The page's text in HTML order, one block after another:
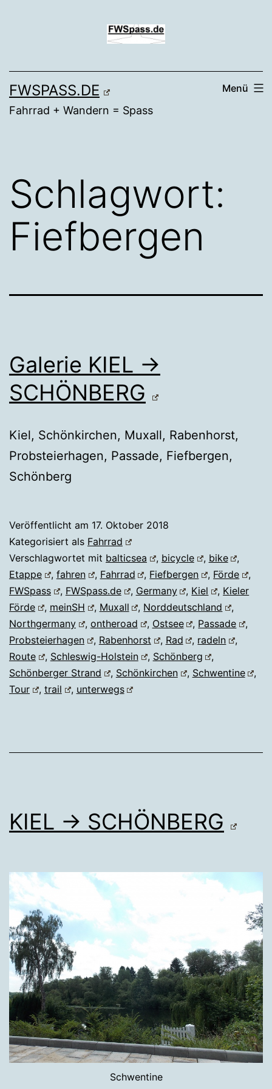
FWSPASS.DE
Fahrrad + Wandern = Spass
Menü
Schlagwort:
Fiefbergen
Galerie KIEL →
SCHÖNBERG
Kiel, Schönkirchen, Muxall, Rabenhorst,
Probsteierhagen, Passade, Fiefbergen,
Schönberg
Veröffentlicht am 17. Oktober 2018
Kategorisiert als Fahrrad
Verschlagwortet mit balticsea , bicycle , bike
,
Etappe
, fahren , Fahrrad , Fiefbergen , Förde
,
FWSpass
, FWSpass.de , Germany , Kiel , Kieler
Förde
, meinSH , Muxall , Norddeutschland
,
Northgermany
, ontheroad , Ostsee , Passade
,
Probsteierhagen
, Rabenhorst , Rad , radeln
,
Route
, Schleswig-Holstein , Schönberg
,
Schönberger Strand
, Schönkirchen , Schwentine
,
Tour
, trail , unterwegs
KIEL → SCHÖNBERG
Schwentine